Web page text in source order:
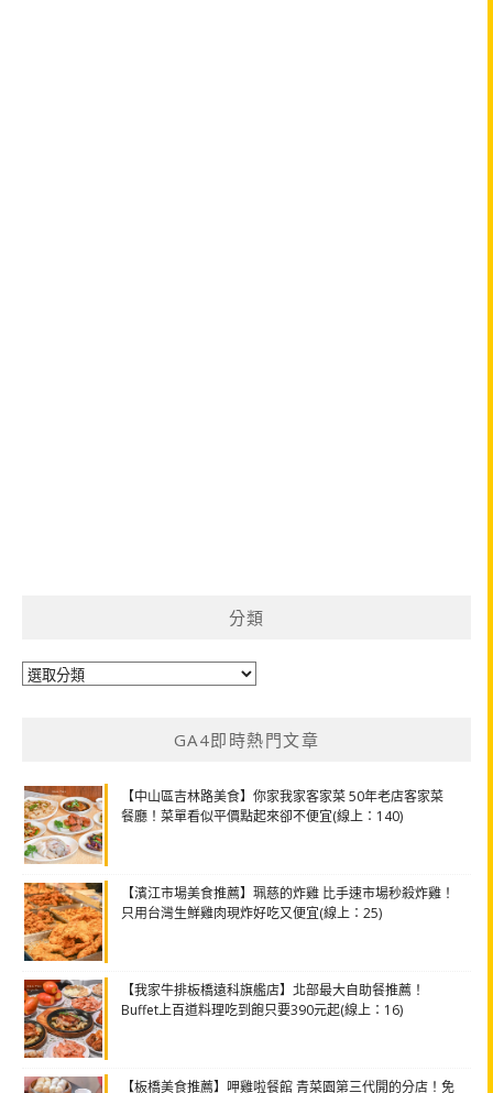
分類
分
GA4即時熱門文章
【中山區吉林路美食】你家我家客家菜 50年老店客家菜
餐廳！菜單看似平價點起來卻不便宜(線上：140)
【濱江市場美食推薦】珮慈的炸雞 比手速市場秒殺炸雞！
只用台灣生鮮雞肉現炸好吃又便宜(線上：25)
【我家牛排板橋遠科旗艦店】北部最大自助餐推薦！
Buffet上百道料理吃到飽只要390元起(線上：16)
【板橋美食推薦】呷雞啦餐館 青菜園第三代開的分店！免